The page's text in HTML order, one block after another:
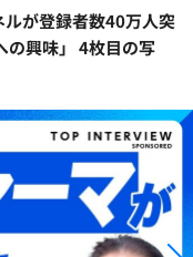
ルが登録者数40万人突
の興味」 4枚目の写